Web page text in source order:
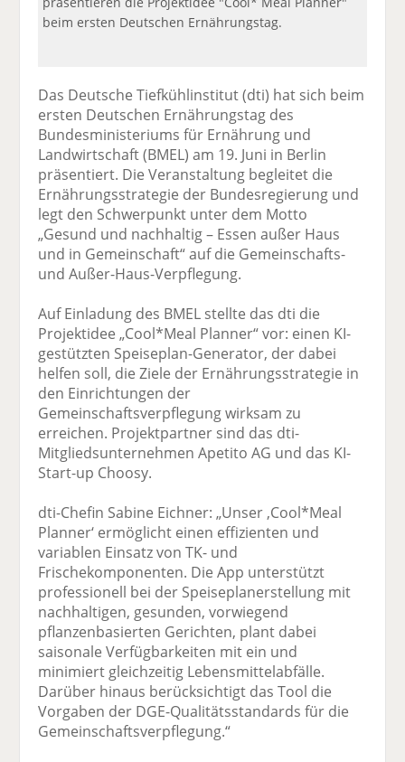
beim ersten Deutschen Ernährungstag.
Das Deutsche Tiefkühlinstitut (dti) hat sich beim
ersten Deutschen Ernährungstag des
Bundesministeriums für Ernährung und
Landwirtschaft (BMEL) am 19. Juni in Berlin
präsentiert. Die Veranstaltung begleitet die
Ernährungsstrategie der Bundesregierung und
legt den Schwerpunkt unter dem Motto
„Gesund und nachhaltig – Essen außer Haus
und in Gemeinschaft“ auf die Gemeinschafts-
und Außer-Haus-Verpflegung.
Auf Einladung des BMEL stellte das dti die
Projektidee „Cool*Meal Planner“ vor: einen KI-
gestützten Speiseplan-Generator, der dabei
helfen soll, die Ziele der Ernährungsstrategie in
den Einrichtungen der
Gemeinschaftsverpflegung wirksam zu
erreichen. Projektpartner sind das dti-
Mitgliedsunternehmen Apetito AG und das KI-
Start-up Choosy.
dti-Chefin Sabine Eichner: „Unser ‚Cool*Meal
Planner‘ ermöglicht einen effizienten und
variablen Einsatz von TK- und
Frischekomponenten. Die App unterstützt
professionell bei der Speiseplanerstellung mit
nachhaltigen, gesunden, vorwiegend
pflanzenbasierten Gerichten, plant dabei
saisonale Verfügbarkeiten mit ein und
minimiert gleichzeitig Lebensmittelabfälle.
Darüber hinaus berücksichtigt das Tool die
Vorgaben der DGE-Qualitätsstandards für die
Gemeinschaftsverpflegung.“